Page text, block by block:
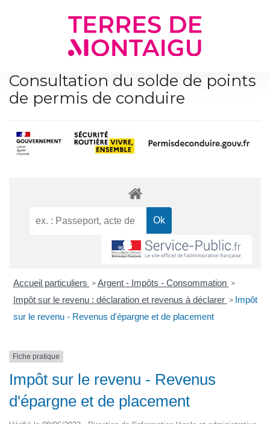
Consultation du solde de points
de permis de conduire
Accueil particuliers > Argent - Impôts - Consommation >
Impôt sur le revenu : déclaration et revenus à déclarer > Impôt
sur le revenu - Revenus d'épargne et de placement
Fiche pratique
Impôt sur le revenu - Revenus
d'épargne et de placement